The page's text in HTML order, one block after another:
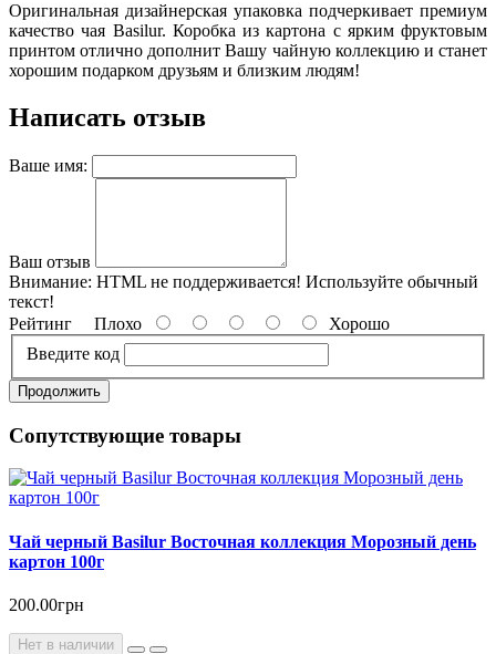
Оригинальная дизайнерская упаковка подчеркивает премиум
качество чая Basilur. Коробка из картона с ярким фруктовым
принтом отлично дополнит Вашу чайную коллекцию и станет
хорошим подарком друзьям и близким людям!
Написать отзыв
Ваше имя:
Ваш отзыв
Внимание: HTML не поддерживается! Используйте обычный
текст!
Рейтинг Плохо
Хорошо
Введите код
Продолжить
Сопутствующие товары
Чай черный Basilur Восточная коллекция Морозный день
картон 100г
200.00грн
Нет в наличии